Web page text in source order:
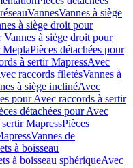
VannesVannes à siège
à siège droit pour
Vannes à siège droit pour
MeplaPièces détachées pour
à sertir MapressAvec
raccords filetésVannes à
à siège inclinéAvec
pour Avec raccords à sertir
détachées pour Avec
MapressPièces
Vannes de
à boisseau
à boisseau sphériqueAvec